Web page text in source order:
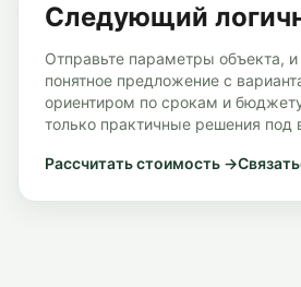
Следующий
Отправьте параметры объекта,
понятное предложение с
ориентиром по срокам и
только практичные решения под
Рассчитать стоимость →